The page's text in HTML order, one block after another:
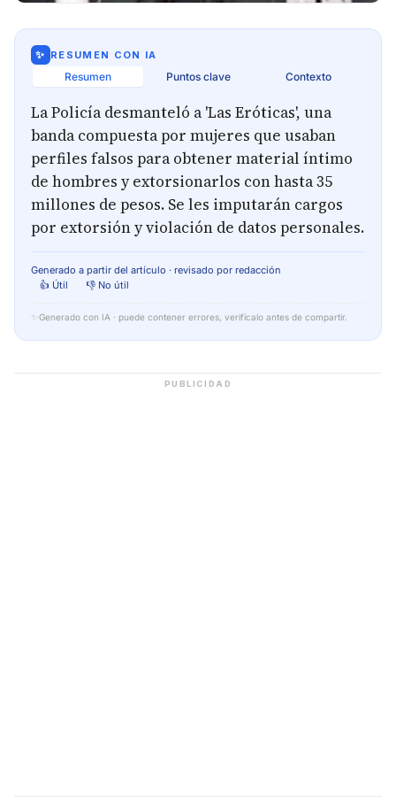
✨ RESUMEN CON IA
Resumen Puntos clave Contexto
La Policía desmanteló a 'Las Eróticas', una
banda compuesta por mujeres que usaban
perfiles falsos para obtener material íntimo
de hombres y extorsionarlos con hasta 35
millones de pesos. Se les imputarán cargos
por extorsión y violación de datos personales.
Generado a partir del artículo · revisado por redacción
👍 Útil
👎 No útil
✨ Generado con IA · puede contener errores, verifícalo antes de compartir.
PUBLICIDAD